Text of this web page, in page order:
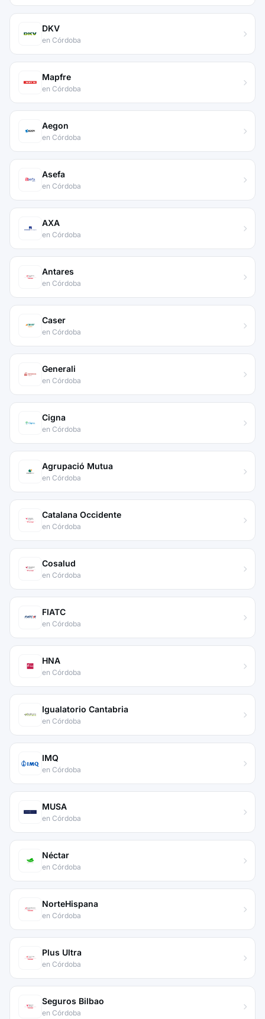
DKV
en Córdoba
Mapfre
en Córdoba
Aegon
en Córdoba
Asefa
en Córdoba
AXA
en Córdoba
Antares
en Córdoba
Caser
en Córdoba
Generali
en Córdoba
Cigna
en Córdoba
Agrupació Mutua
en Córdoba
Catalana Occidente
en Córdoba
Cosalud
en Córdoba
FIATC
en Córdoba
HNA
en Córdoba
Igualatorio Cantabria
en Córdoba
IMQ
en Córdoba
MUSA
en Córdoba
Néctar
en Córdoba
NorteHispana
en Córdoba
Plus Ultra
en Córdoba
Seguros Bilbao
en Córdoba